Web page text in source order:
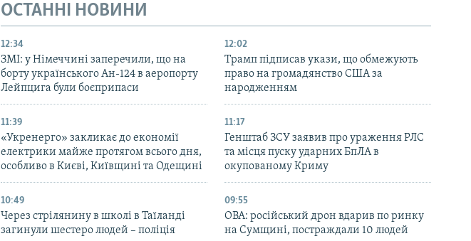
ОСТАННІ НОВИНИ
12:34
ЗМІ: у Німеччині заперечили, що на
борту українського Ан-124 в аеропорту
Лейпцига були боєприпаси
12:02
Трамп підписав укази, що обмежують
право на громадянство США за
народженням
11:39
«Укренерго» закликає до економії
електрики майже протягом всього дня,
особливо в Києві, Київщині та Одещині
11:17
Генштаб ЗСУ заявив про ураження РЛС
та місця пуску ударних БпЛА в
окупованому Криму
10:49
Через стрілянину в школі в Таїланді
загинули шестеро людей – поліція
09:55
ОВА: російський дрон вдарив по ринку
на Сумщині, постраждали 10 людей